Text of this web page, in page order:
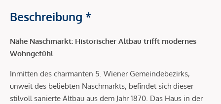
Beschreibung *
Nähe Naschmarkt: Historischer Altbau trifft modernes
Wohngefühl
Inmitten des charmanten 5. Wiener Gemeindebezirks,
unweit des beliebten Naschmarkts, befindet sich dieser
stilvoll sanierte Altbau aus dem Jahr 1870. Das Haus in der